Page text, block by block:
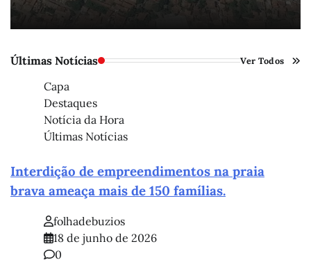
Últimas Notícias Ver Todos
Capa
Destaques
Notícia da Hora
Últimas Notícias
Interdição de empreendimentos na praia
brava ameaça mais de 150 famílias.
folhadebuzios
18 de junho de 2026
0